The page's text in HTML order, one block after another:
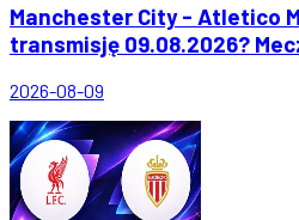
Manchester City - Atletico
transmisję 09.08.2026?
2026-08-09